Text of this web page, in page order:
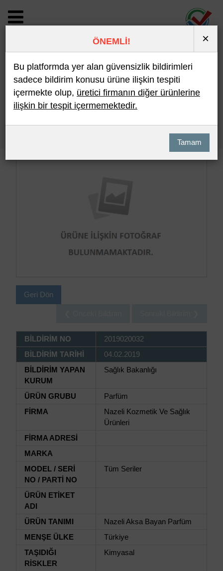
BİLDİRİM DETAYI
Son 10 Bildirim En Çok İncelenen
Geri Dön
BİLDİRİM NO
2019020032
BİLDİRİM TARİHİ
04.02.2019
BİLDİRİM YAPAN
KURUM
Sağlık Bakanlığı
ÜRÜN GRUBU
Parfüm
FİRMA
Nazeli Kozmetik Ve Sağlık
Ürünleri
FİRMA ADRESİ
MARKA
MODEL / SERİ
NO / PARTİ NO
Tüm Seriler
ÜRÜN ETİKET
ADI
ÜRÜN TANIMI
Nazeli Aksa Bayan Parfüm
MENŞE ÜLKE
Türkiye
TAŞIDIĞI
RİSKLER
Kimyasal
ÖNEMLİ! ×
Bu platformda yer alan güvensizlik bildirimleri
sadece bildirim konusu ürüne ilişkin tespiti
içermekte olup, üretici firmanın diğer ürünlerine
ilişkin bir tespit içermemektedir.
Tamam